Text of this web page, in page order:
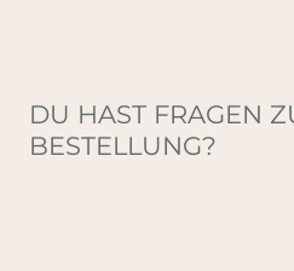
DU HAST FRAGEN
BESTELLUNG?